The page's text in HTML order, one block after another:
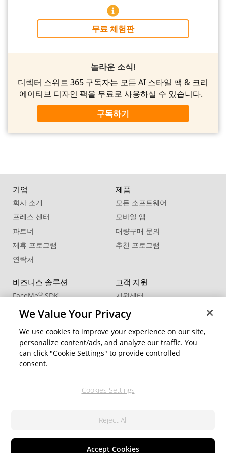
무료 체험판
놀라운 소식!
디렉터 스위트 365 구독자는 모든 AI 스타일 팩 & 크리
에이티브 디자인 팩을 무료로 사용하실 수 있습니다.
구독하기
기업
회사 소개
프레스 센터
파트너
제휴 프로그램
연락처
제품
모든 소프트웨어
모바일 앱
대량구매 문의
추천 프로그램
비즈니스 솔루션
FaceMe®SDK
고객 지원
지원센터
제품 업데이트
학습 센터
커뮤니티
회원 영역
지역 변경
서비스 약관 쿠키 설정
We Value Your Privacy
We use cookies to improve your experience on our site,
personalize content/ads, and analyze our traffic. You
can click "Cookie Settings" to provide controlled
consent.
Cookies Settings
Reject All
Accept Cookies